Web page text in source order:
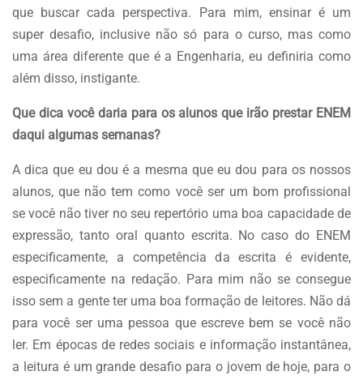
que buscar cada perspectiva. Para mim, ensinar é um
super desafio, inclusive não só para o curso, mas como
uma área diferente que é a Engenharia, eu definiria como
além disso, instigante.
Que dica você daria para os alunos que irão prestar ENEM
daqui algumas semanas?
A dica que eu dou é a mesma que eu dou para os nossos
alunos, que não tem como você ser um bom profissional
se você não tiver no seu repertório uma boa capacidade de
expressão, tanto oral quanto escrita. No caso do ENEM
especificamente, a competência da escrita é evidente,
especificamente na redação. Para mim não se consegue
isso sem a gente ter uma boa formação de leitores. Não dá
para você ser uma pessoa que escreve bem se você não
ler. Em épocas de redes sociais e informação instantânea,
a leitura é um grande desafio para o jovem de hoje, para o